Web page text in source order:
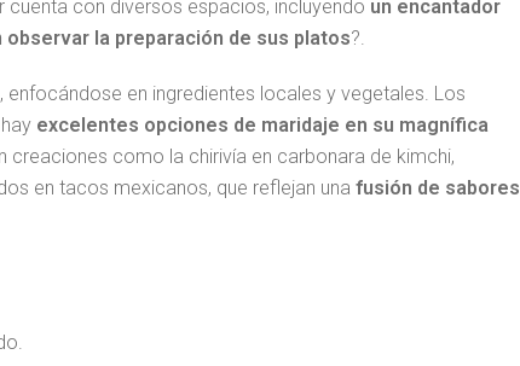
con diversos espacios, incluyendo un encantador
la preparación de sus platos?.
en ingredientes locales y vegetales. Los
excelentes opciones de maridaje en su magnífica
creaciones como la chirivía en carbonara de kimchi,
en tacos mexicanos, que reflejan una fusión de sabores